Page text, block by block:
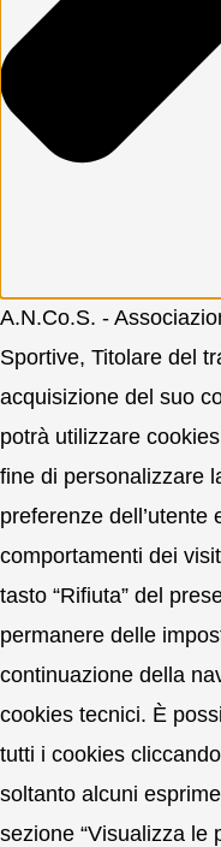
A.N.Co.S. -
Sportive, Titolare del
acquisizione del suo
potrà utilizzare
fine di personalizzare
preferenze dell’utente
comportamenti dei
tasto “Rifiuta” del
permanere delle
continuazione della
cookies tecnici. È
tutti i cookies
soltanto alcuni
sezione “Visualizza le